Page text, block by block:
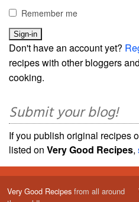
Remember me
Don't have an account yet?
recipes with other bloggers
cooking.
Submit your blog!
If you publish original recipes
listed on Very Good Recipes,
Very Good Recipes from all around